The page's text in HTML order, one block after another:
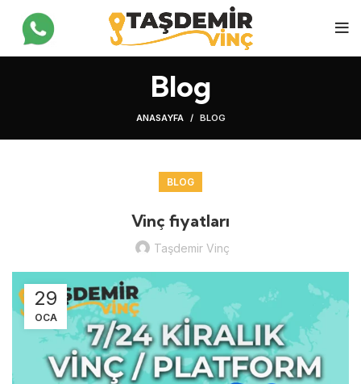
Blog
ANASAYFA BLOG
BLOG
Vinç fiyatları
Taşdemir Vinç
29
OCA